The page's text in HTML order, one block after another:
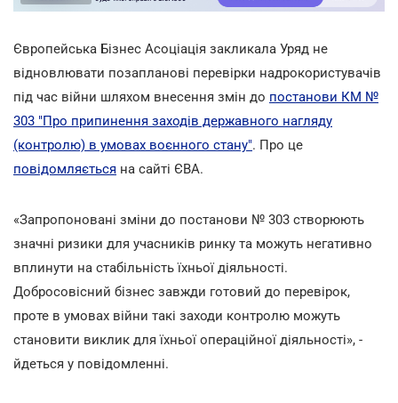
Європейська Бізнес Асоціація закликала Уряд не
відновлювати позапланові перевірки надрокористувачів
під час війни шляхом внесення змін до постанови КМ №
303 "Про припинення заходів державного нагляду
(контролю) в умовах воєнного стану". Про це
повідомляється на сайті ЄВА.
«Запропоновані зміни до постанови № 303 створюють
значні ризики для учасників ринку та можуть негативно
вплинути на стабільність їхньої діяльності.
Добросовісний бізнес завжди готовий до перевірок,
проте в умовах війни такі заходи контролю можуть
становити виклик для їхньої операційної діяльності», -
йдеться у повідомленні.